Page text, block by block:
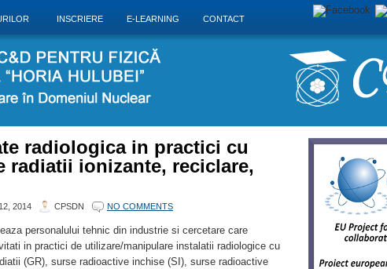
INSCRIERE E-LEARNING CONTACT
radiologica in practici cu
radiatii ionizante, reciclare,
2014 CPSDN NO COMMENTS
personalului tehnic din industrie si cercetare care
in practici de utilizare/manipulare instalatii radiologice cu
(GR), surse radioactive inchise (SI), surse radioactive